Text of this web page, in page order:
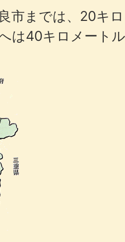
市までは、20キ
は40キロメート